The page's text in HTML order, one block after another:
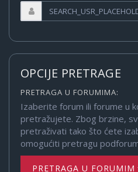
OPCIJE PRETRAGE
PRETRAGA U FORUMIMA:
Izaberite forum ili forume u
pretražujete. Zbog brzine,
pretraživati tako što ćete
omogućiti pretragu
PRETRAGA U